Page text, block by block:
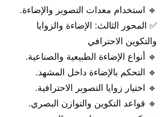
🔹 استخدام معدات التصوير والإضاءة.
✅ المحور الثالث: الإضاءة والزوايا
والتكوين الاحترافي
🔹 أنواع الإضاءة الطبيعية والصناعية.
🔹 التحكم بالإضاءة داخل المشهد.
🔹 اختيار زوايا التصوير الاحترافية.
🔹 قواعد التكوين والتوازن البصري.